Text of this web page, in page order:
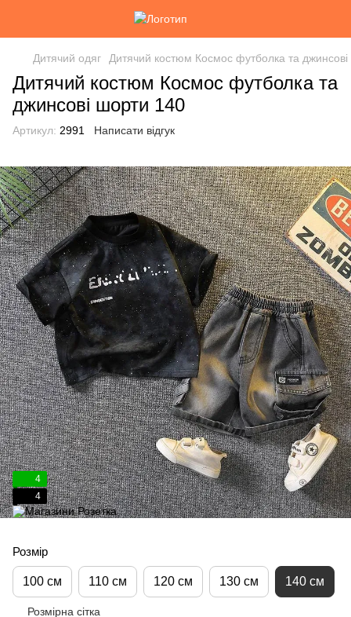
Дитячий одяг Дитячий костюм Космос футболка та
Дитячий костюм Космос футболка та
джинсові шорти 140
Артикул: 2991 Написати відгук
4
4
Розмір
100 см 110 см 120 см 130 см 140 см
Розмірна сітка